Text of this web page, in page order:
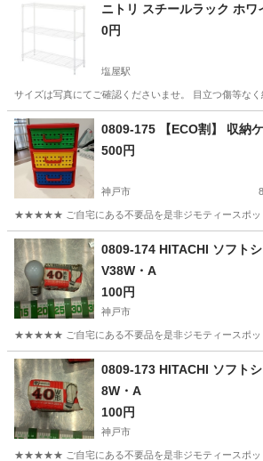
ニトリ スチールラック ホワ
0円
塩屋駅
サイズは写真にてご確認くださいませ。 目立つ傷等な
兵庫 神戸市 収納家具
0809-175 【ECO割】 収納
500円
神戸市
★★★★★ ご自宅にある不要品を是非ジモティースポッ
兵庫 神戸市
0809-174 HITACHI ソフト
V38W・A
100円
神戸市
★★★★★ ご自宅にある不要品を是非ジモティースポッ
兵庫 神戸市
0809-173 HITACHI ソフト
8W・A
100円
神戸市
★★★★★ ご自宅にある不要品を是非ジモティースポッ